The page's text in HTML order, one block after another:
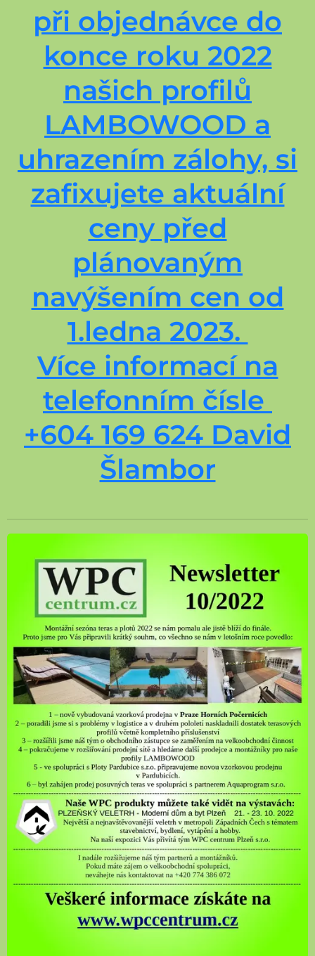
při objednávce do
konce roku 2022
našich profilů
LAMBOWOOD a
uhrazením zálohy, si
zafixujete aktuální
ceny před
plánovaným
navýšením cen od
1.ledna 2023.
Více informací na
telefonním čísle
+604 169 624 David
Šlambor